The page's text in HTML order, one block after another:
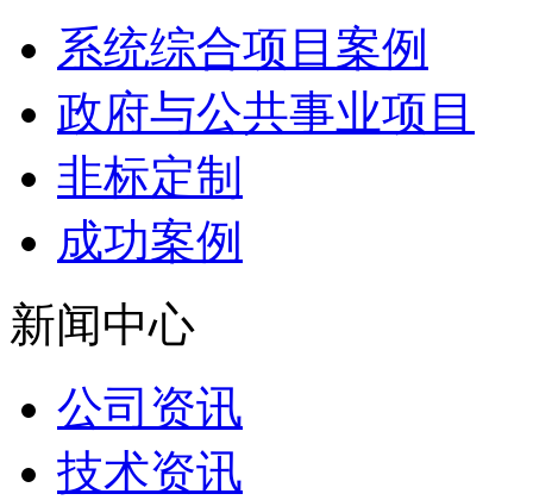
系统综合项目案例
政府与公共事业项目
非标定制
成功案例
新闻中心
公司资讯
技术资讯